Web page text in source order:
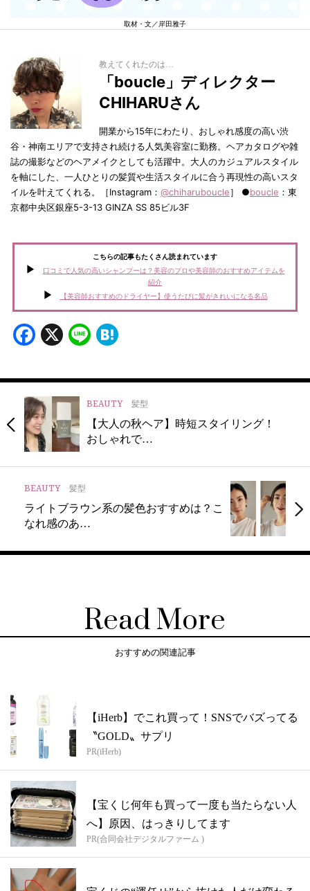
取材・文／岸田雅子
教えてくれたのは…
「boucle」ディレクター
CHIHARUさん
開業から15年にわたり、おしゃれ感度の高い渋
谷・神南エリアで支持され続ける人気美容室に勤務。ヘアカタログや雑
誌の撮影などのヘアメイクとしても活躍中。大人のカジュアルスタイル
を軸にした、一人ひとりの髪質や生活スタイルに合う再現性の高いスタ
イルを叶えてくれる。［Instagram： @chiharuboucle］ ●boucle ：東
京都中央区銀座5-3-13 GINZA SS 85ビル3F
こちらの記事もたくさん読まれています
口コミで人気の高いシャンプーは？美容のプロや美容師のおすすめアイテムを
紹介
【美容師おすすめのドライヤー】使うたびに髪がきれいになる名品
Facebook
X Line
BEAUTY 髪型
【大人の秋ヘア】時短スタイリング！
おしゃれで…
BEAUTY 髪型
ライトブラウン系の髪色おすすめは？こ
なれ感のあ…
Read More
おすすめの関連記事
【iHerb】でこれ買って！SNSでバズってる
〝GOLD〟サプリ
PR(iHerb)
【宝くじ何年も買って一度も当たらない人
へ】原因、はっきりしてます
PR(合同会社デジタルファーム )